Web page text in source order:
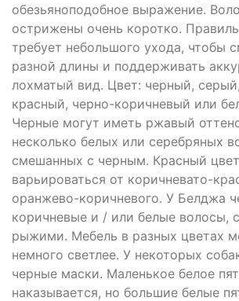
обезьяноподобное выражение.
острижены очень коротко.
требует небольшого ухода, чтобы
разной длины и поддерживать
лохматый вид. Цвет: черный,
красный, черно-коричневый или
Черные могут иметь ржавый
несколько белых или серебряных
смешанных с черным. Красный
варьироваться от коричневато-
оранжево-коричневого. У Белджа
коричневые и / или белые волосы,
рыжими. Мебель в разных цветах
немного светлее. У некоторых
черные маски. Маленькое белое
наказывается, но большие белые